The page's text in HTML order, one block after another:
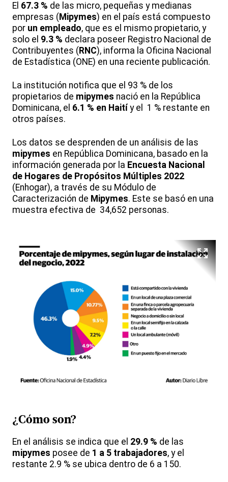
El 67.3 % de las micro, pequeñas y medianas
empresas ( Mipymes) en el país está compuesto
por un empleado, que es el mismo propietario, y
solo el 9.3 % declara poseer Registro Nacional de
Contribuyentes ( RNC), informa la Oficina Nacional
de Estadística (ONE) en una reciente publicación.
La institución notifica que el 93 % de los
propietarios de mipymes nació en la República
Dominicana, el 6.1 % en Haití y el 1 % restante en
otros países.
Los datos se desprenden de un análisis de las
mipymes en República Dominicana, basado en la
información generada por la Encuesta Nacional
de Hogares de Propósitos Múltiples 2022
(Enhogar), a través de su Módulo de
Caracterización de Mipymes. Este se basó en una
muestra efectiva de 34,652 personas.
¿Cómo son?
En el análisis se indica que el 29.9 % de las
mipymes posee de 1 a 5 trabajadores, y el
restante 2.9 % se ubica dentro de 6 a 150.